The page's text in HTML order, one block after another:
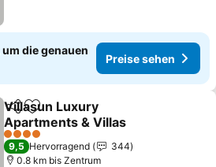
die genauen
Preise sehen
TeilenZu Favoriten hinzufügen
Villasun Luxury
Apartments & Villas
Preise sehen
4 Sterne
9,5 Hervorragend
344
0.8 km bis Zentrum